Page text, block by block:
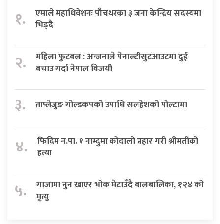
१.
एमाले महाधिवेशनः पाँचथरका ३ जना केन्द्रिय सदस्यमा
भिड्दै
२.
महिला फुटबल : अन्जनाले पेनाल्टीसुटआउटमा दुई
बचाउ गर्दा नेपाल विजयी
३. ताप्लेजुङ गोल्डकपको उपाधि सलहेशको पोल्टामा
४.
फिदिम न.पा. १ नाम्दुमा कोदालो प्रहार गरी श्रीमतीको
हत्या
५.
गाजामा नुन खाएर भोक मेटाउँदै बालबालिका, १२४ को
मृत्यु